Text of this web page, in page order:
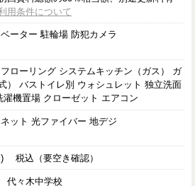
用条件について
ーター 駐輪場 防犯カメラ
ローリング システムキッチン（ガス） ガ
） バストイレ別 ウォシュレット 独立洗面
濯機置場 クローゼット エアコン
ット 光ファイバー 地デジ
) 税込（要空き確認）
代々木中学校